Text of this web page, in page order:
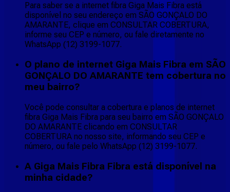
Para saber se a internet fibra Giga Mais Fibra está
disponível no seu endereço em SÃO GONÇALO DO
AMARANTE, clique em CONSULTAR COBERTURA,
informe seu CEP e número, ou fale diretamente no
WhatsApp (12) 3199-1077.
O plano de internet Giga Mais Fibra em SÃO
GONÇALO DO AMARANTE tem cobertura no
meu bairro?
Você pode consultar a cobertura e planos de internet
fibra Giga Mais Fibra para seu bairro em SÃO GONÇALO
DO AMARANTE clicando em CONSULTAR
COBERTURA no nosso site, informando seu CEP e
número, ou fale pelo WhatsApp (12) 3199-1077.
A Giga Mais Fibra Fibra está disponível na
minha cidade?